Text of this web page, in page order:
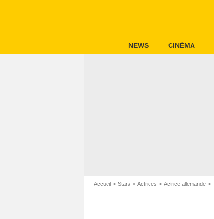
NEWS CINÉMA
Accueil Stars Actrices Actrice allemande